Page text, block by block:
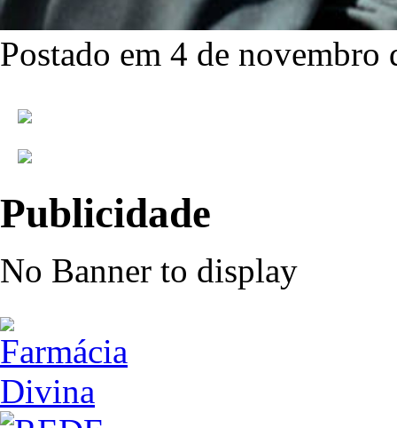
Postado em 4 de novembro
Publicidade
No Banner to display